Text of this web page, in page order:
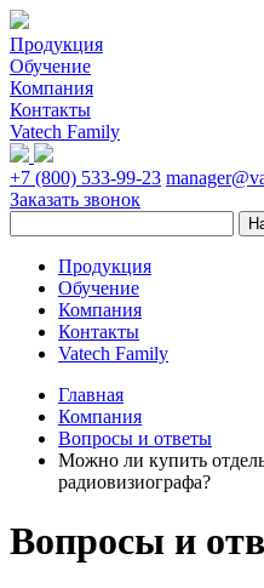
Продукция
Обучение
Компания
Контакты
Vatech Family
+7 (800) 533-99-23
Заказать звонок
Продукция
Обучение
Компания
Контакты
Vatech Family
Главная
Компания
Вопросы и ответы
Можно ли купить
радиовизиографа?
Вопросы и